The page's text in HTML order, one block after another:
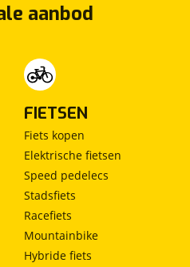
aanbod
FIETSEN
Fiets kopen
Elektrische fietsen
Speed pedelecs
Stadsfiets
Racefiets
Mountainbike
Hybride fiets